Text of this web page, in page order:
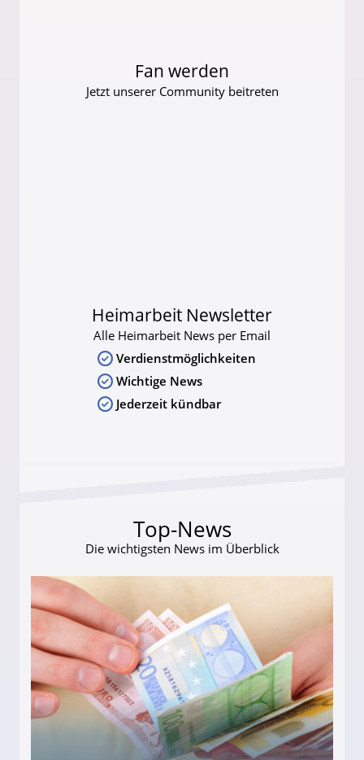
Fan werden
Jetzt unserer Community beitreten
Heimarbeit Newsletter
Alle Heimarbeit News per Email
Verdienstmöglichkeiten
Wichtige News
Jederzeit kündbar
Top-News
Die wichtigsten News im Überblick